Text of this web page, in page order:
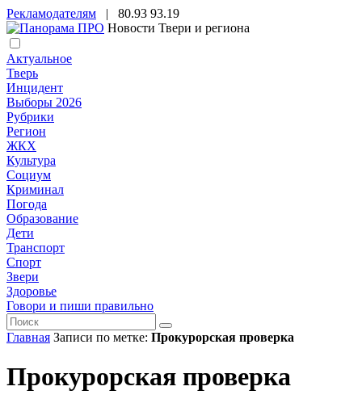
Рекламодателям | 80.93 93.19
Новости Твери и региона
Актуальное
Тверь
Инцидент
Выборы 2026
Рубрики
Регион
ЖКХ
Культура
Социум
Криминал
Погода
Образование
Дети
Транспорт
Спорт
Звери
Здоровье
Говори и пиши правильно
Главная Записи по метке: Прокурорская проверка
Прокурорская проверка